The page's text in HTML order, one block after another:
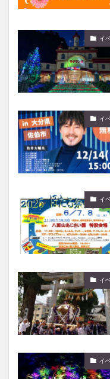
イ
イ
イ
イ
イ